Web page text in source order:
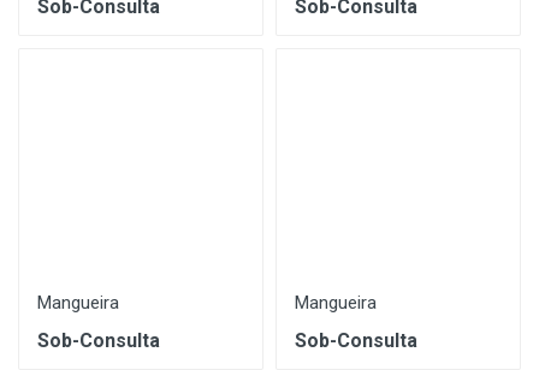
Sob-Consulta Sob-Consulta
Mangueira
Sob-Consulta
Mangueira
Sob-Consulta